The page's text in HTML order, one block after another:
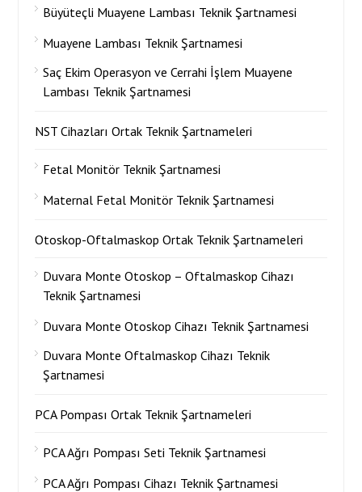
Büyüteçli Muayene Lambası Teknik Şartnamesi
Muayene Lambası Teknik Şartnamesi
Saç Ekim Operasyon ve Cerrahi İşlem Muayene
Lambası Teknik Şartnamesi
NST Cihazları Ortak Teknik Şartnameleri
Fetal Monitör Teknik Şartnamesi
Maternal Fetal Monitör Teknik Şartnamesi
Otoskop-Oftalmaskop Ortak Teknik Şartnameleri
Duvara Monte Otoskop – Oftalmaskop Cihazı
Teknik Şartnamesi
Duvara Monte Otoskop Cihazı Teknik Şartnamesi
Duvara Monte Oftalmaskop Cihazı Teknik
Şartnamesi
PCA Pompası Ortak Teknik Şartnameleri
PCA Ağrı Pompası Seti Teknik Şartnamesi
PCA Ağrı Pompası Cihazı Teknik Şartnamesi